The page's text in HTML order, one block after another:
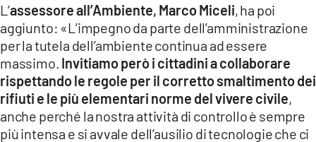
L’assessore all’Ambiente, Marco Miceli, ha poi
aggiunto: «L’impegno da parte dell’amministrazione
per la tutela dell’ambiente continua ad essere
massimo. Invitiamo però i cittadini a collaborare
rispettando le regole per il corretto smaltimento dei
rifiuti e le più elementari norme del vivere civile,
anche perché la nostra attività di controllo è sempre
più intensa e si avvale dell’ausilio di tecnologie che ci